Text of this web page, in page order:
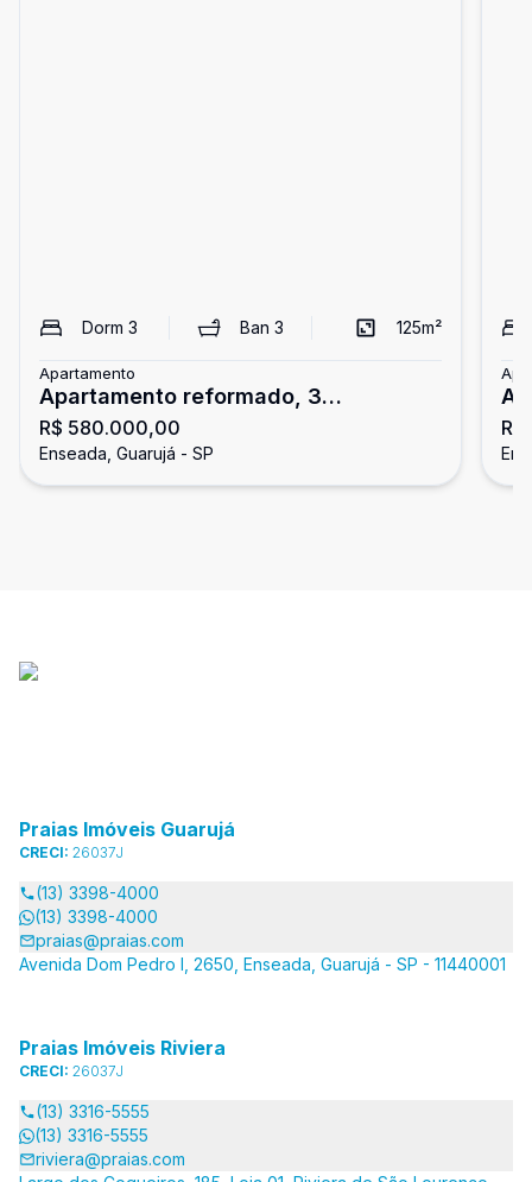
Dorm 3 Ban3 125m²
Apartamento
Apartamento reformado, 3
dormitórios, Enseada, Guarujá
R$ 580.000,00
Enseada, Guarujá - SP
Praias Imóveis Guarujá
CRECI: 26037J
(13) 3398-4000
(13) 3398-4000
praias@praias.com
Avenida Dom Pedro I, 2650, Enseada, Guarujá - SP - 11440001
Praias Imóveis Riviera
CRECI: 26037J
(13) 3316-5555
(13) 3316-5555
riviera@praias.com